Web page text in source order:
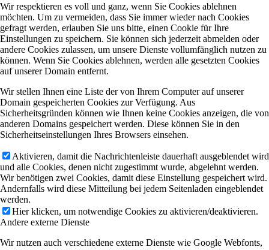
Wir respektieren es voll und ganz, wenn Sie Cookies ablehnen
möchten. Um zu vermeiden, dass Sie immer wieder nach Cookies
gefragt werden, erlauben Sie uns bitte, einen Cookie für Ihre
Einstellungen zu speichern. Sie können sich jederzeit abmelden oder
andere Cookies zulassen, um unsere Dienste vollumfänglich nutzen zu
können. Wenn Sie Cookies ablehnen, werden alle gesetzten Cookies
auf unserer Domain entfernt.
Wir stellen Ihnen eine Liste der von Ihrem Computer auf unserer
Domain gespeicherten Cookies zur Verfügung. Aus
Sicherheitsgründen können wie Ihnen keine Cookies anzeigen, die von
anderen Domains gespeichert werden. Diese können Sie in den
Sicherheitseinstellungen Ihres Browsers einsehen.
Aktivieren, damit die Nachrichtenleiste dauerhaft ausgeblendet wird
und alle Cookies, denen nicht zugestimmt wurde, abgelehnt werden.
Wir benötigen zwei Cookies, damit diese Einstellung gespeichert wird.
Andernfalls wird diese Mitteilung bei jedem Seitenladen eingeblendet
werden.
Hier klicken, um notwendige Cookies zu aktivieren/deaktivieren.
Andere externe Dienste
Wir nutzen auch verschiedene externe Dienste wie Google Webfonts,